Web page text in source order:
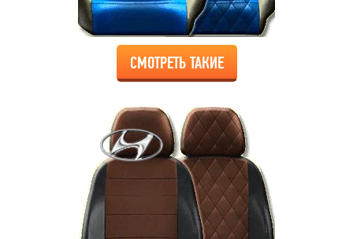
СМОТРЕТЬ ТАКИЕ